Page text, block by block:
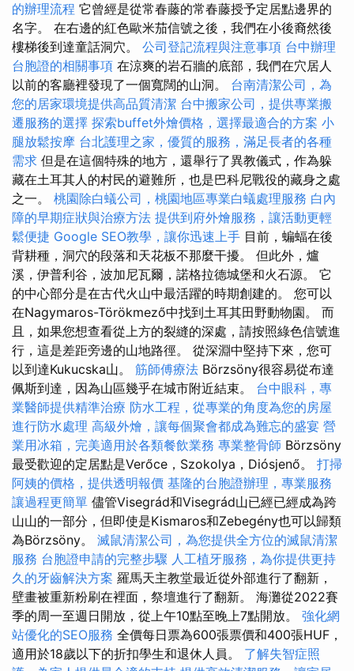
的辦理流程 它曾經是從常春藤的常春藤授予定居點邊界的
名字。 在右邊的紅色歐米茄信號之後，我們在小後裔然後
樓梯後到達童話洞穴。 公司登記流程與注意事項 台中辦理
台胞證的相關事項 在涼爽的岩石牆的底部，我們在穴居人
以前的客廳裡發現了一個寬闊的山洞。 台南清潔公司，為
您的居家環境提供高品質清潔 台中搬家公司，提供專業搬
遷服務的選擇 探索buffet外燴價格，選擇最適合的方案 小
腿放鬆按摩 台北護理之家，優質的服務，滿足長者的各種
需求 但是在這個特殊的地方，還舉行了異教儀式，作為躲
藏在土耳其人的村民的避難所，也是巴科尼戰役的藏身之處
之一。 桃園除白蟻公司，桃園地區專業白蟻處理服務 白內
障的早期症狀與治療方法 提供到府外燴服務，讓活動更輕
鬆便捷 Google SEO教學，讓你迅速上手 目前，蝙蝠在後
背耕種，洞穴的段落和天花板不那麼干擾。 但此外，爐
溪，伊普利谷，波加尼瓦爾，諾格拉德城堡和火石源。 它
的中心部分是在古代火山中最活躍的時期創建的。 您可以
在Nagymaros-Törökmező中找到土耳其田野動物園。 而
且，如果您想查看從上方的裂縫的深處，請按照綠色信號進
行，這是差距旁邊的山地路徑。 從深淵中堅持下來，您可
以到達Kukucska山。 筋師傅療法 Börzsöny很容易從布達
佩斯到達，因為山區幾乎在城市附近結束。 台中眼科，專
業醫師提供精準治療 防水工程，從專業的角度為您的房屋
進行防水處理 高級外燴，讓每個聚會都成為難忘的盛宴 營
業用冰箱，完美適用於各類餐飲業務 專業整骨師 Börzsöny
最受歡迎的定居點是Verőce，Szokolya，Diósjenő。 打掃
阿姨的價格，提供透明報價 基隆的台胞證辦理，專業服務
讓過程更簡單 儘管Visegrád和Visegrád山已經已經成為跨
山山的一部分，但即使是Kismaros和Zebegény也可以歸類
為Börzsöny。 滅鼠清潔公司，為您提供全方位的滅鼠清潔
服務 台胞證申請的完整步驟 人工植牙服務，為你提供更持
久的牙齒解決方案 羅馬天主教堂最近從外部進行了翻新，
壁畫被重新粉刷在裡面，祭壇進行了翻新。 海灘從2022賽
季的周一至週日開放，從上午10點至晚上7點開放。 強化網
站優化的SEO服務 全價每日票為600張票價和400張HUF，
適用於18歲以下的折扣學生和退休人員。 了解失智症照